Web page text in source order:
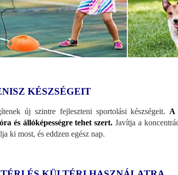
KÉSZSÉGEIT
új szintre fejleszteni sportolási készségeit. A
és állóképességre tehet szert. Javítja a
ki most, és eddzen egész nap.